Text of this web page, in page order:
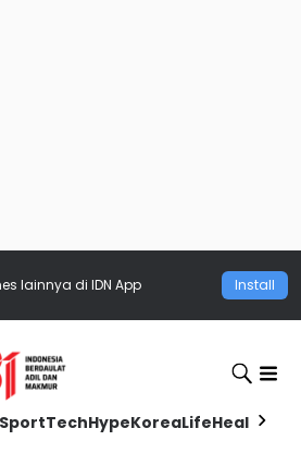
lainnya di IDN App Install
SportTechHypeKoreaLifeHealth